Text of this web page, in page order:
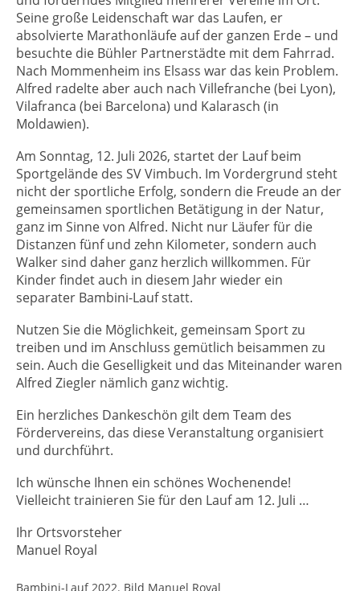
Seine große Leidenschaft war das Laufen, er
absolvierte Marathonläufe auf der ganzen Erde – und
besuchte die Bühler Partnerstädte mit dem Fahrrad.
Nach Mommenheim ins Elsass war das kein Problem.
Alfred radelte aber auch nach Villefranche (bei Lyon),
Vilafranca (bei Barcelona) und Kalarasch (in
Moldawien).
Am Sonntag, 12. Juli 2026, startet der Lauf beim
Sportgelände des SV Vimbuch. Im Vordergrund steht
nicht der sportliche Erfolg, sondern die Freude an der
gemeinsamen sportlichen Betätigung in der Natur,
ganz im Sinne von Alfred. Nicht nur Läufer für die
Distanzen fünf und zehn Kilometer, sondern auch
Walker sind daher ganz herzlich willkommen. Für
Kinder findet auch in diesem Jahr wieder ein
separater Bambini-Lauf statt.
Nutzen Sie die Möglichkeit, gemeinsam Sport zu
treiben und im Anschluss gemütlich beisammen zu
sein. Auch die Geselligkeit und das Miteinander waren
Alfred Ziegler nämlich ganz wichtig.
Ein herzliches Dankeschön gilt dem Team des
Fördervereins, das diese Veranstaltung organisiert
und durchführt.
Ich wünsche Ihnen ein schönes Wochenende!
Vielleicht trainieren Sie für den Lauf am 12. Juli …
Ihr Ortsvorsteher
Manuel Royal
Bambini-Lauf 2022. Bild Manuel Royal